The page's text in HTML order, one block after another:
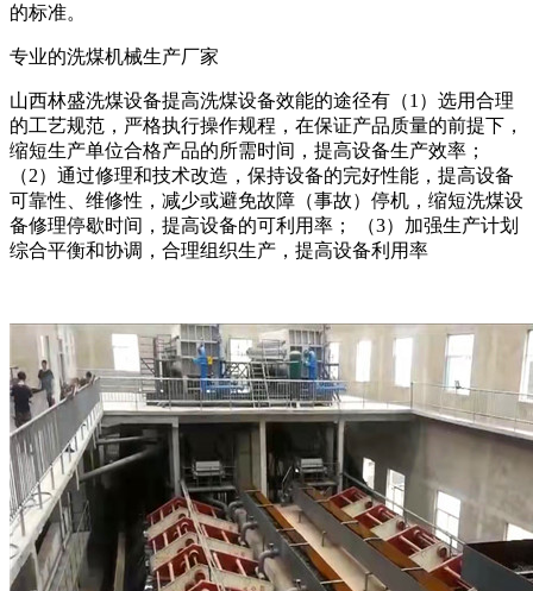
的标准。
专业的洗煤机械生产厂家
山西林盛洗煤设备提高洗煤设备效能的途径有（1）选用合理
的工艺规范，严格执行操作规程，在保证产品质量的前提下，
缩短生产单位合格产品的所需时间，提高设备生产效率；
（2）通过修理和技术改造，保持设备的完好性能，提高设备
可靠性、维修性，减少或避免故障（事故）停机，缩短洗煤设
备修理停歇时间，提高设备的可利用率； （3）加强生产计划
综合平衡和协调，合理组织生产，提高设备利用率